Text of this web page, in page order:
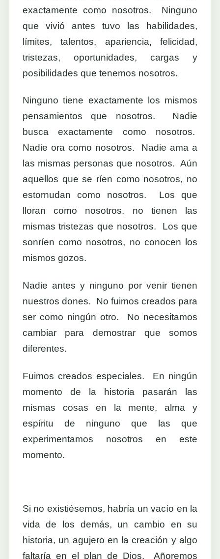
exactamente como nosotros. Ninguno
que vivió antes tuvo las habilidades,
límites, talentos, apariencia, felicidad,
tristezas, oportunidades, cargas y
posibilidades que tenemos nosotros.
Ninguno tiene exactamente los mismos
pensamientos que nosotros. Nadie
busca exactamente como nosotros.
Nadie ora como nosotros. Nadie ama a
las mismas personas que nosotros. Aún
aquellos que se ríen como nosotros, no
estornudan como nosotros. Los que
lloran como nosotros, no tienen las
mismas tristezas que nosotros. Los que
sonríen como nosotros, no conocen los
mismos gozos.
Nadie antes y ninguno por venir tienen
nuestros dones. No fuimos creados para
ser como ningún otro. No necesitamos
cambiar para demostrar que somos
diferentes.
Fuimos creados especiales. En ningún
momento de la historia pasarán las
mismas cosas en la mente, alma y
espíritu de ninguno que las que
experimentamos nosotros en este
momento.
Si no existiésemos, habría un vacío en la
vida de los demás, un cambio en su
historia, un agujero en la creación y algo
faltaría en el plan de Dios. Añoremos